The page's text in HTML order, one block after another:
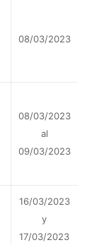
08/03/2023
08/03/2023
al
09/03/2023
16/03/2023
y
17/03/2023